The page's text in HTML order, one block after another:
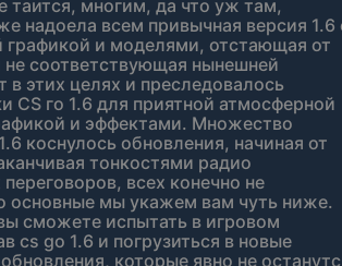
таится, многим, да что уж там,
надоела всем привычная версия 1.6
графикой и моделями, отстающая от
соответствующая нынешней
в этих целях и преследовалось
CS го 1.6 для приятной атмосферной
и эффектами. Множество
коснулось обновления, начиная от
тонкостями радио
всех конечно не
основные мы укажем вам чуть ниже.
сможете испытать в игровом
cs go 1.6 и погрузиться в новые
которые явно не